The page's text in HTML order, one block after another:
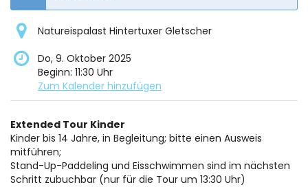
Natureispalast Hintertuxer Gletscher
Do, 9. Oktober 2025
Beginn: 11:30 Uhr
Zum Kalender hinzufügen
Produkte
Unkategorisierte
Produkte
Extended Tour Kinder
Kinder bis 14 Jahre, in Begleitung; bitte einen Ausweis
mitführen;
Stand-Up-Paddeling und Eisschwimmen sind im nächsten
Schritt zubuchbar (nur für die Tour um 13:30 Uhr)